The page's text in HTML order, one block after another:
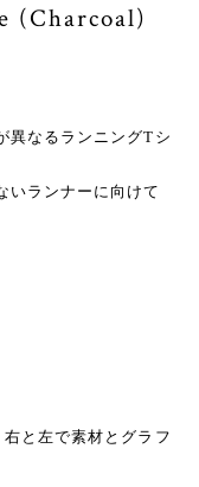
(Charcoal)
異なるランニングTシ
いランナーに向けて
と左で素材とグラフ